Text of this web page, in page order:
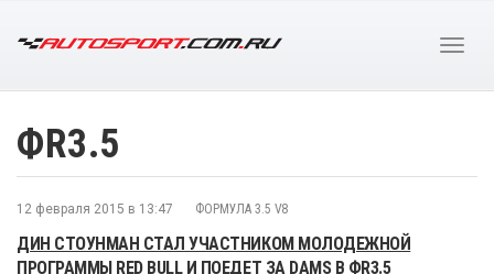
ФR3.5
12 февраля 2015 в 13:47 ФОРМУЛА 3.5 V8
ДИН СТОУНМАН СТАЛ УЧАСТНИКОМ МОЛОДЕЖНОЙ
ПРОГРАММЫ RED BULL И ПОЕДЕТ ЗА DAMS В ФR3.5